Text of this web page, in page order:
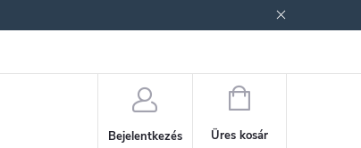
Bejelentkezés
KOSÁR
Üres kosár